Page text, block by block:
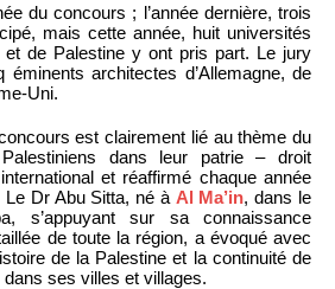
du concours ; l’année dernière, trois
mais cette année, huit universités
et de Palestine y ont pris part. Le jury
architectes d’Allemagne, de
Uni.
est clairement lié au thème du
dans leur patrie – droit
et réaffirmé chaque année
Dr Abu Sitta, né à Al Ma’in, dans le
s’appuyant sur sa connaissance
de toute la région, a évoqué avec
de la Palestine et la continuité de
ses villes et villages.